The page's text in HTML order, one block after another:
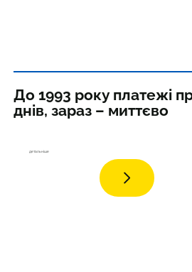
До 1993 року платежі
днів, зараз – миттєво
детальніше